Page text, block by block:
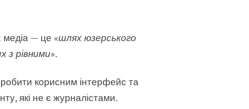
— це «шлях юзерського
з рівними».
корисним інтерфейс та
які не є журналістами.